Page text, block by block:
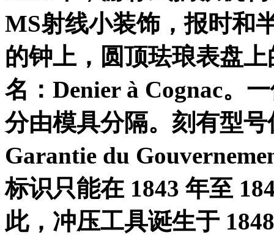
MS射线小装饰，报时和
的钟上，圆顶珐琅表盘
名： Denier à Cognac。
分由模具分隔。刻有型
Garantie du
标识只能在 1843 年至
此，冲压工具诞生于 1848